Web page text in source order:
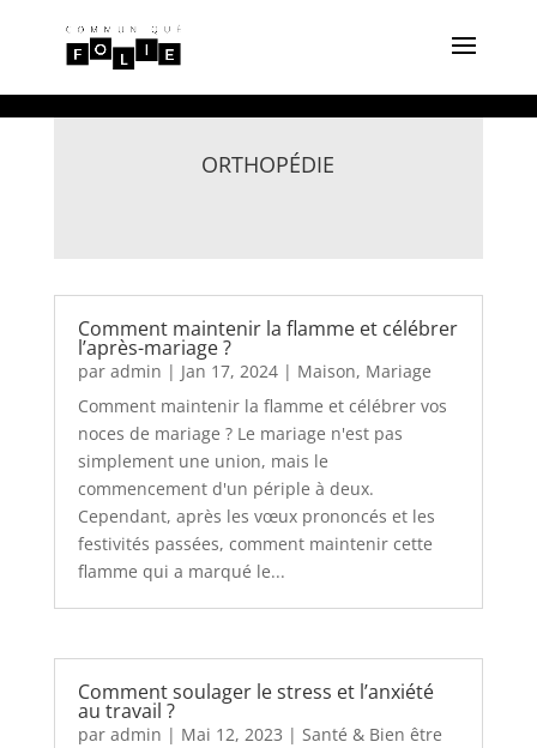
ORTHOPÉDIE
Comment maintenir la flamme et célébrer
l’après-mariage ?
par admin | Jan 17, 2024| Maison, Mariage
Comment maintenir la flamme et célébrer vos
noces de mariage ? Le mariage n'est pas
simplement une union, mais le
commencement d'un périple à deux.
Cependant, après les vœux prononcés et les
festivités passées, comment maintenir cette
flamme qui a marqué le...
Comment soulager le stress et l’anxiété
au travail ?
par admin | Mai 12, 2023 | Santé & Bien être